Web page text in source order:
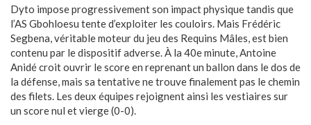
Dyto impose progressivement son impact physique tandis que
l’AS Gbohloesu tente d’exploiter les couloirs. Mais Frédéric
Segbena, véritable moteur du jeu des Requins Mâles, est bien
contenu par le dispositif adverse. À la 40e minute, Antoine
Anidé croit ouvrir le score en reprenant un ballon dans le dos de
la défense, mais sa tentative ne trouve finalement pas le chemin
des filets. Les deux équipes rejoignent ainsi les vestiaires sur
un score nul et vierge (0-0).